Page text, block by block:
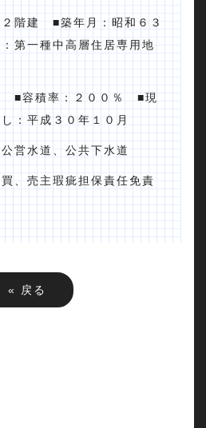
階建 ■築年月：昭和６３
第一種中高層住居専用地
■容積率：２００％ ■現
：平成３０年１０月
営水道、公共下水道
、売主瑕疵担保責任免責
« 戻る